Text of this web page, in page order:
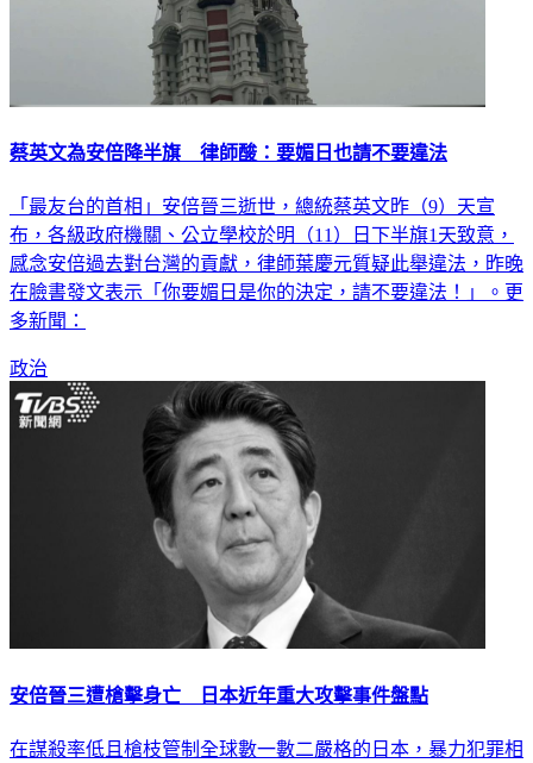
蔡英文為安倍降半旗 律師酸：要媚日也請不要違法
「最友台的首相」安倍晉三逝世，總統蔡英文昨（9）天宣
布，各級政府機關、公立學校於明（11）日下半旗1天致意，
感念安倍過去對台灣的貢獻，律師葉慶元質疑此舉違法，昨晚
在臉書發文表示「你要媚日是你的決定，請不要違法！」。更
多新聞：
政治
安倍晉三遭槍擊身亡 日本近年重大攻擊事件盤點
在謀殺率低且槍枝管制全球數一數二嚴格的日本，暴力犯罪相